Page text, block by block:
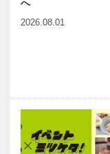
へ
2026.08.01